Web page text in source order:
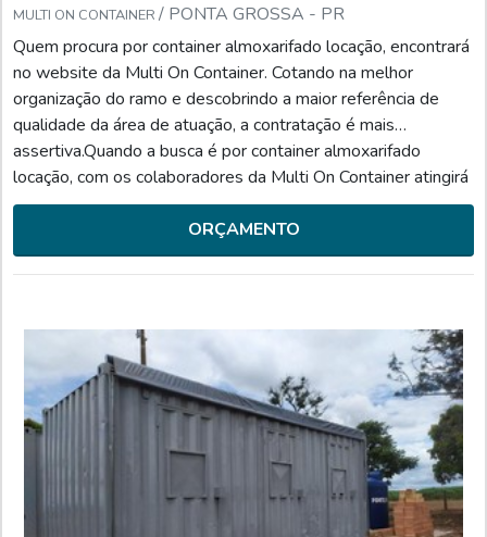
MULTI ON CONTAINER / PONTA GROSSA - PR
Quem procura por container almoxarifado locação, encontrará
no website da Multi On Container. Cotando na melhor
organização do ramo e descobrindo a maior referência de
qualidade da área de atuação, a contratação é mais
assertiva.Quando a busca é por container almoxarifado
locação, com os colaboradores da Multi On Container atingirá
ótima qualidade com entregas seguras e ágeis feitas pelos
melhores transportadores.UM POUCO MAIS SOBRE CON...
ORÇAMENTO